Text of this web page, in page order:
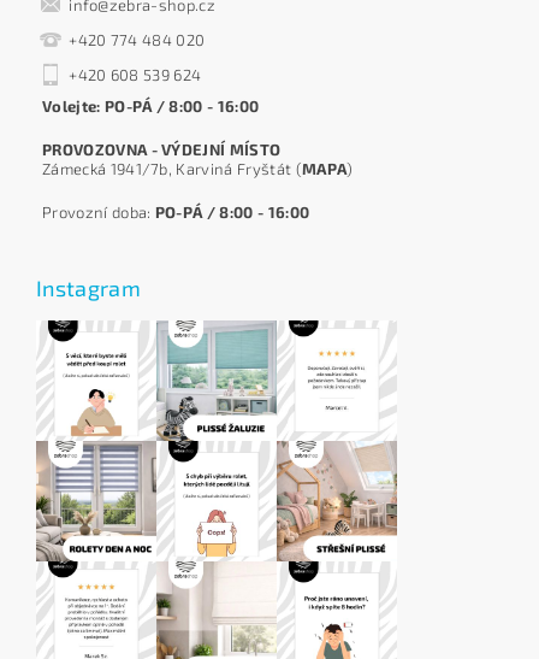
info@zebra-shop.cz
+420 774 484 020
+420 608 539 624
Volejte: PO-PÁ / 8:00 - 16:00
PROVOZOVNA - VÝDEJNÍ MÍSTO
Zámecká 1941/7b, Karviná Fryštát (MAPA)
Provozní doba: PO-PÁ / 8:00 - 16:00
Instagram